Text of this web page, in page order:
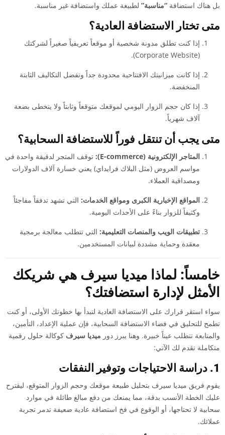
بل هناك استضافة “مناسبة” لطبيعة عملك واستضافة غير مناسبة.
متى تختار الاستضافة العادية؟
إذا كنت تطلق مدونة شخصية أو موقعاً تعريفياً صغيراً لشركتك
(Corporate Website).
إذا كانت ميزانيتك الافتتاحية محدودة جداً وتفضل التكاليف الثابتة
المنخفضة.
إذا كان حجم الزوار اليومي لموقعك متوقعاً وثابتاً ولا يتخطى بضعة
آلاف شهرياً.
متى يجب أن تنتقل فوراً للاستضافة السحابية؟
المتاجر الإلكترونية (E-commerce):
توقف المتجر لدقيقة واحدة في
مواسم العروض (مثل البلاك فرايداي) يعني خسارة آلاف الدولارات
ومصداقية العملاء.
المواقع الإخبارية الكبرى ومواقع الخدمات: التي تشهد تدفقاً مفاجئاً
وكثيفاً للزوار بناءً على الأحداث اليومية.
تطبيقات الويب والمنصات التعليمية: التي تتطلب معالجة برمجية
معقدة وحماية مشددة لبيانات المستخدمين.
خامساً: لماذا ميديا سيرف هي شريكك
الأمثل لإدارة استضافتك؟
سواء استقر قرارك على الاستضافة العادية لتبدأ بها خطوتك الأولى، أو كنت
تطمح للتحليق في فضاء الاستضافة السحابية، فإن عملية الإعداد، التأمين،
والمتابعة تتطلب عيناً خبيرة. وهنا يبرز دور ميديا سيرف كوكالة حلول رقمية
متكاملة تقدم لك الآتي:
1. دراسة الاحتياجات وتوفير النفقات
يقوم فريق ميديا سيرف بتحليل طبيعة موقعك وحجم الزوار المتوقع، ليقترح
عليك الخطة الأنسب بدقة، مما يمنعك من دفع مبالغ طائلة في موارد
سحابية لا تحتاجها، أو الوقوع في فخ استضافة عادية ضعيفة تدمر تجربة
عملائك.